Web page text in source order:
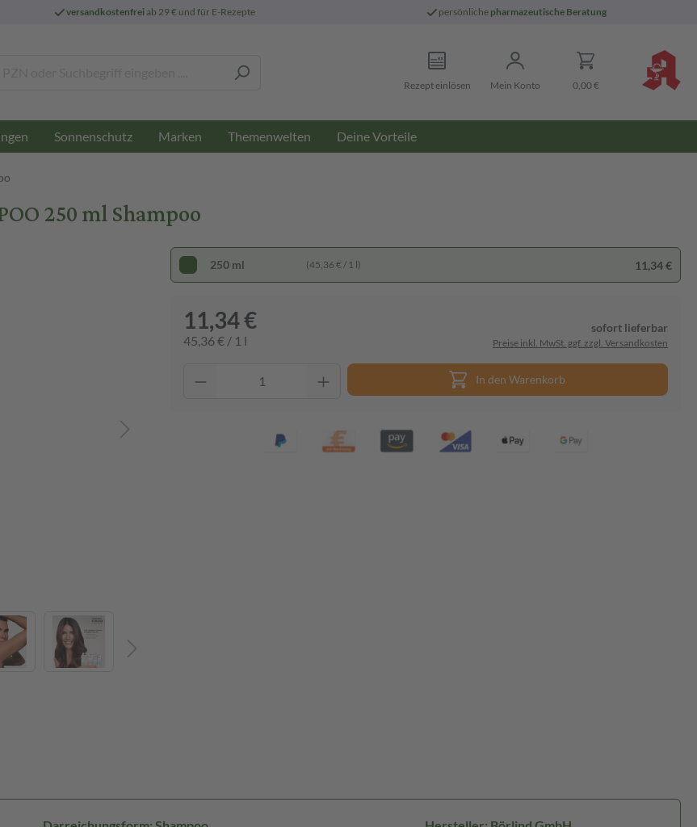
versandkostenfreiab 29 € und für E-Rezepte persönliche pharmazeutische Beratung
Rezept einlösen Mein Konto 0,00 €
Sonnenschutz Marken Themenwelten Deine Vorteile
250 ml Shampoo
250 ml (45,36 € / 1 l) 11,34 €
11,34 €
45,36 € / 1 l
sofort lieferbar
Preise inkl. MwSt. ggf. zzgl. Versandkosten
In den Warenkorb